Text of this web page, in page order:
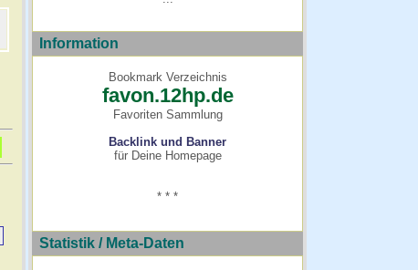
Information
Bookmark Verzeichnis
favon.12hp.de
Favoriten Sammlung
Backlink und Banner
für Deine Homepage
* * *
Statistik / Meta-Daten